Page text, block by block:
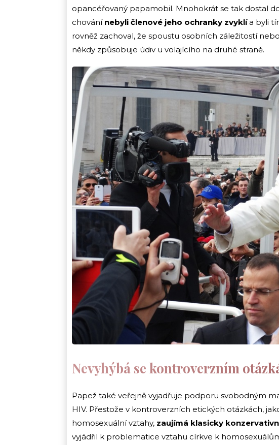
opancéřovaný papamobil. Mnohokrát se tak dostal
chování nebyli členové jeho ochranky zvyklía byli
rovněž zachoval, že spoustu osobních záležitostí
někdy způsobuje údiv u volajícího na druhé straně.
Nevyhýbá se kontroverzním
Papež také veřejně vyjadřuje podporu svobodným
HIV. Přestože v kontroverzních etických otázkách,
homosexuální vztahy, zaujímá klasicky
vyjádřil k problematice vztahu církve k